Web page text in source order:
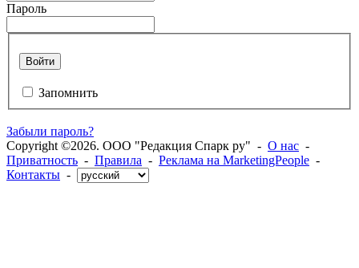
Пароль
Войти
Запомнить
Забыли пароль?
Copyright ©2026. ООО "Редакция Спарк ру" - О нас -
Приватность - Правила - Реклама на MarketingPeople -
Контакты -